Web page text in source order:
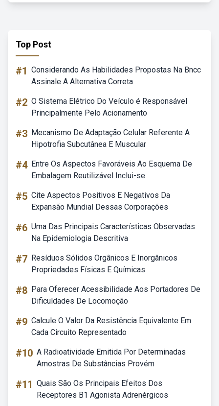
Top Post
#1 Considerando As Habilidades Propostas Na Bncc
Assinale A Alternativa Correta
#2 O Sistema Elétrico Do Veículo é Responsável
Principalmente Pelo Acionamento
#3 Mecanismo De Adaptação Celular Referente A
Hipotrofia Subcutânea E Muscular
#4 Entre Os Aspectos Favoráveis Ao Esquema De
Embalagem Reutilizável Inclui-se
#5 Cite Aspectos Positivos E Negativos Da
Expansão Mundial Dessas Corporações
#6 Uma Das Principais Características Observadas
Na Epidemiologia Descritiva
#7 Resíduos Sólidos Orgânicos E Inorgânicos
Propriedades Físicas E Químicas
#8 Para Oferecer Acessibilidade Aos Portadores De
Dificuldades De Locomoção
#9 Calcule O Valor Da Resistência Equivalente Em
Cada Circuito Representado
#10 A Radioatividade Emitida Por Determinadas
Amostras De Substâncias Provém
#11 Quais São Os Principais Efeitos Dos
Receptores B1 Agonista Adrenérgicos